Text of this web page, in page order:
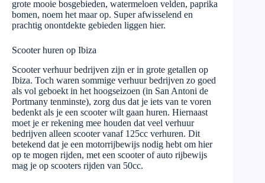
grote mooie bosgebieden, watermeloen velden, paprika
bomen, noem het maar op. Super afwisselend en
prachtig onontdekte gebieden liggen hier.
Scooter huren op Ibiza
Scooter verhuur bedrijven zijn er in grote getallen op
Ibiza. Toch waren sommige verhuur bedrijven zo goed
als vol geboekt in het hoogseizoen (in San Antoni de
Portmany tenminste), zorg dus dat je iets van te voren
bedenkt als je een scooter wilt gaan huren. Hiernaast
moet je er rekening mee houden dat veel verhuur
bedrijven alleen scooter vanaf 125cc verhuren. Dit
betekend dat je een motorrijbewijs nodig hebt om hier
op te mogen rijden, met een scooter of auto rijbewijs
mag je op scooters rijden van 50cc.